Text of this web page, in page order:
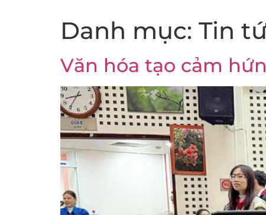
Danh mục: Tin
Văn hóa tạo cảm